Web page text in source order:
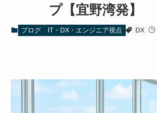
プ【宜野湾発】
ブログ IT・DX・エンジニア視点 DX